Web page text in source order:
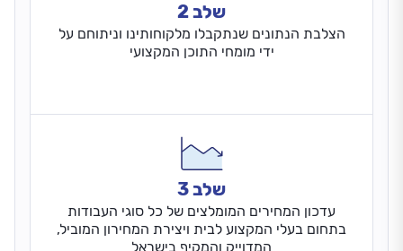
שלב 2
הצלבת הנתונים שנתקבלו מלקוחותינו וניתוחם על
ידי מומחי התוכן המקצועי
שלב 3
עדכון המחירים המומלצים של כל סוגי העבודות
בתחום בעלי המקצוע לבית ויצירת המחירון המוביל,
המדוייק והמקיף בישראל